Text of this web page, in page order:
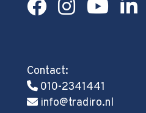
Contact:
010-2341441
info@tradiro.nl